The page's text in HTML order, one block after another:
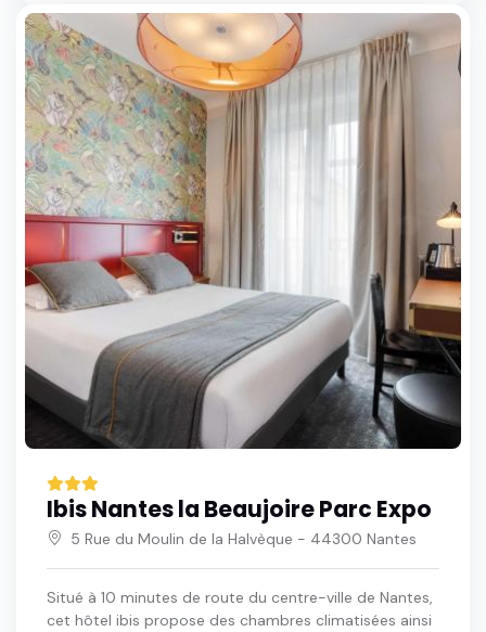
Ibis Nantes la Beaujoire Parc Expo
5 Rue du Moulin de la Halvèque - 44300 Nantes
Situé à 10 minutes de route du centre-ville de Nantes,
cet hôtel ibis propose des chambres climatisées ainsi